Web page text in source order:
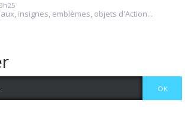
insignes, emblèmes, objets d'Action...